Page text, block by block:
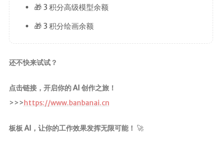
🎁 3 积分高级模型余额
🎁 3 积分绘画余额
还不快来试试？
点击链接，开启你的 AI 创作之旅！
>>>https://www.banbanai.cn
板板 AI，让你的工作效果发挥无限可能！ 🚀